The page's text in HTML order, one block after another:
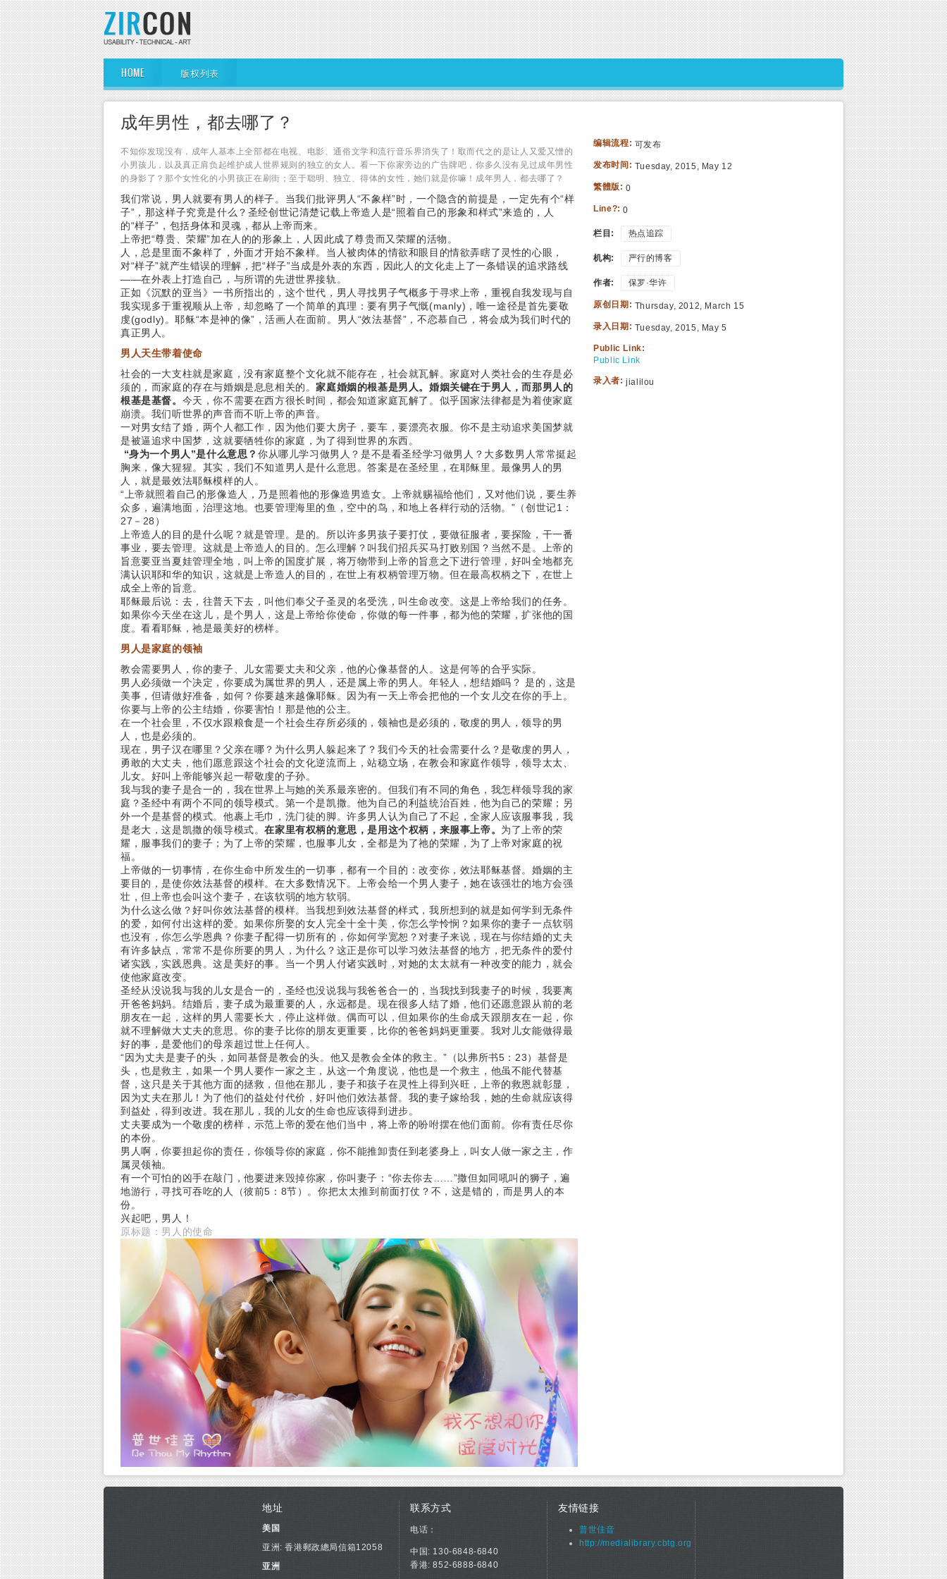
Main Menu
HOME 版权列表
成年男性，都去哪了？
不知你发现没有，成年人基本上全部都在电视、电影、通俗文学和流行音乐界消失了！取而代之的是让人又爱又憎的
小男孩儿，以及真正肩负起维护成人世界规则的独立的女人。看一下你家旁边的广告牌吧，你多久没有见过成年男性
的身影了？那个女性化的小男孩正在刷街；至于聪明、独立、得体的女性，她们就是你嘛！成年男人，都去哪了？
我们常说，男人就要有男人的样子。当我们批评男人“不象样”时，一个隐含的前提是，一定先有个“样
子”，那这样子究竟是什么？圣经创世记清楚记载上帝造人是“照着自己的形象和样式”来造的，人
的“样子”，包括身体和灵魂，都从上帝而来。
上帝把“尊贵、荣耀”加在人的的形象上，人因此成了尊贵而又荣耀的活物。
人，总是里面不象样了，外面才开始不象样。当人被肉体的情欲和眼目的情欲弄瞎了灵性的心眼，
对“样子”就产生错误的理解，把“样子”当成是外表的东西，因此人的文化走上了一条错误的追求路线
——在外表上打造自己，与所谓的先进世界接轨。
正如《沉默的亚当》一书所指出的，这个世代，男人寻找男子气概多于寻求上帝，重视自我发现与自
我实现多于重视顺从上帝，却忽略了一个简单的真理：要有男子气慨(manly)，唯一途径是首先要敬
虔(godly)。耶稣“本是神的像”，活画人在面前。男人“效法基督”，不恋慕自己，将会成为我们时代的
真正男人。
男人天生带着使命
社会的一大支柱就是家庭，没有家庭整个文化就不能存在，社会就瓦解。家庭对人类社会的生存是必
须的，而家庭的存在与婚姻是息息相关的。家庭婚姻的根基是男人。婚姻关键在于男人，而那男人的
根基是基督。 今天，你不需要在西方很长时间，都会知道家庭瓦解了。似乎国家法律都是为着使家庭
崩溃。我们听世界的声音而不听上帝的声音。
一对男女结了婚，两个人都工作，因为他们要大房子，要车，要漂亮衣服。你不是主动追求美国梦就
是被逼追求中国梦，这就要牺牲你的家庭，为了得到世界的东西。
“身为一个男人”是什么意思？你从哪儿学习做男人？是不是看圣经学习做男人？大多数男人常常挺起
胸来，像大猩猩。其实，我们不知道男人是什么意思。答案是在圣经里，在耶稣里。最像男人的男
人，就是最效法耶稣模样的人。
“上帝就照着自己的形像造人，乃是照着他的形像造男造女。上帝就赐福给他们，又对他们说，要生养
众多，遍满地面，治理这地。也要管理海里的鱼，空中的鸟，和地上各样行动的活物。”（创世记1：
27－28）
上帝造人的目的是什么呢？就是管理。是的。所以许多男孩子要打仗，要做征服者，要探险，干一番
事业，要去管理。这就是上帝造人的目的。怎么理解？叫我们招兵买马打败别国？当然不是。上帝的
旨意要亚当夏娃管理全地，叫上帝的国度扩展，将万物带到上帝的旨意之下进行管理，好叫全地都充
满认识耶和华的知识，这就是上帝造人的目的，在世上有权柄管理万物。但在最高权柄之下，在世上
成全上帝的旨意。
耶稣最后说：去，往普天下去，叫他们奉父子圣灵的名受洗，叫生命改变。这是上帝给我们的任务。
如果你今天坐在这儿，是个男人，这是上帝给你使命，你做的每一件事，都为他的荣耀，扩张他的国
度。看看耶稣，祂是最美好的榜样。
男人是家庭的领袖
教会需要男人，你的妻子、儿女需要丈夫和父亲，他的心像基督的人。这是何等的合乎实际。
男人必须做一个决定，你要成为属世界的男人，还是属上帝的男人。年轻人，想结婚吗？ 是的，这是
美事，但请做好准备，如何？你要越来越像耶稣。因为有一天上帝会把他的一个女儿交在你的手上。
你要与上帝的公主结婚，你要害怕！那是他的公主。
在一个社会里，不仅水跟粮食是一个社会生存所必须的，领袖也是必须的，敬虔的男人，领导的男
人，也是必须的。
现在，男子汉在哪里？父亲在哪？为什么男人躲起来了？我们今天的社会需要什么？是敬虔的男人，
勇敢的大丈夫，他们愿意跟这个社会的文化逆流而上，站稳立场，在教会和家庭作领导，领导太太、
儿女。好叫上帝能够兴起一帮敬虔的子孙。
我与我的妻子是合一的，我在世界上与她的关系最亲密的。但我们有不同的角色，我怎样领导我的家
庭？圣经中有两个不同的领导模式。第一个是凯撒。他为自己的利益统治百姓，他为自己的荣耀；另
外一个是基督的模式。他裹上毛巾，洗门徒的脚。许多男人认为自己了不起，全家人应该服事我，我
是老大，这是凯撒的领导模式。在家里有权柄的意思，是用这个权柄，来服事上帝。 为了上帝的荣
耀，服事我们的妻子；为了上帝的荣耀，也服事儿女，全都是为了祂的荣耀，为了上帝对家庭的祝
福。
上帝做的一切事情，在你生命中所发生的一切事，都有一个目的：改变你，效法耶稣基督。婚姻的主
要目的，是使你效法基督的模样。在大多数情况下。上帝会给一个男人妻子，她在该强壮的地方会强
壮，但上帝也会叫这个妻子，在该软弱的地方软弱。
为什么这么做？好叫你效法基督的模样。当我想到效法基督的样式，我所想到的就是如何学到无条件
的爱，如何付出这样的爱。如果你所娶的女人完全十全十美，你怎么学怜悯？如果你的妻子一点软弱
也没有，你怎么学恩典？你妻子配得一切所有的，你如何学宽恕？对妻子来说，现在与你结婚的丈夫
有许多缺点，常常不是你所要的男人，为什么？这正是你可以学习效法基督的地方，把无条件的爱付
诸实践，实践恩典。这是美好的事。当一个男人付诸实践时，对她的太太就有一种改变的能力，就会
使他家庭改变。
圣经从没说我与我的儿女是合一的，圣经也没说我与我爸爸合一的，当我找到我妻子的时候，我要离
开爸爸妈妈。结婚后，妻子成为最重要的人，永远都是。现在很多人结了婚，他们还愿意跟从前的老
朋友在一起，这样的男人需要长大，停止这样做。偶而可以，但如果你的生命成天跟朋友在一起，你
就不理解做大丈夫的意思。你的妻子比你的朋友更重要，比你的爸爸妈妈更重要。我对儿女能做得最
好的事，是爱他们的母亲超过世上任何人。
“因为丈夫是妻子的头，如同基督是教会的头。他又是教会全体的救主。”（以弗所书5：23）基督是
头，也是救主，如果一个男人要作一家之主，从这一个角度说，他也是一个救主，他虽不能代替基
督，这只是关于其他方面的拯救，但他在那儿，妻子和孩子在灵性上得到兴旺，上帝的救恩就彰显，
因为丈夫在那儿！为了他们的益处付代价，好叫他们效法基督。我的妻子嫁给我，她的生命就应该得
到益处，得到改进。我在那儿，我的儿女的生命也应该得到进步。
丈夫要成为一个敬虔的榜样，示范上帝的爱在他们当中，将上帝的吩咐摆在他们面前。你有责任尽你
的本份。
男人啊，你要担起你的责任，你领导你的家庭，你不能推卸责任到老婆身上，叫女人做一家之主，作
属灵领袖。
有一个可怕的凶手在敲门，他要进来毁掉你家，你叫妻子：“你去你去……”撒但如同吼叫的狮子，遍
地游行，寻找可吞吃的人（彼前5：8节）。你把太太推到前面打仗？不，这是错的，而是男人的本
份。
兴起吧，男人！
原标题：男人的使命
编辑流程: 可发布
发布时间: Tuesday, 2015, May 12
繁體版:0
Line?:0
栏目: 热点追踪
机构: 严行的博客
作者: 保罗·华许
原创日期: Thursday, 2012, March 15
录入日期: Tuesday, 2015, May 5
Public Link:
Public Link
录入者:jialilou
地址
美国
亚洲: 香港郵政總局信箱12058
亚洲
联系方式
电话：
中国: 130-6848-6840
香港: 852-6888-6840
友情链接
普世佳音
http://medialibrary.cbtg.org